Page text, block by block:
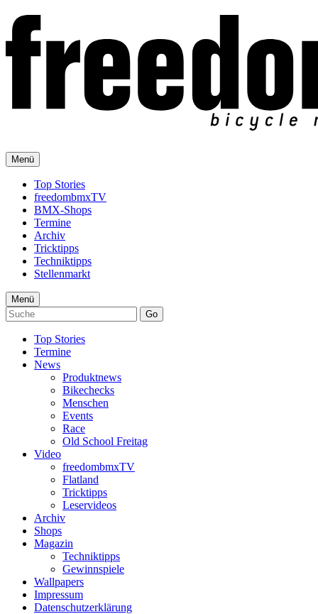
Menü
Top Stories
freedombmxTV
BMX-Shops
Termine
Archiv
Tricktipps
Techniktipps
Stellenmarkt
Menü
Go
Top Stories
Termine
News
Produktnews
Bikechecks
Menschen
Events
Race
Old School Freitag
Video
freedombmxTV
Flatland
Tricktipps
Leservideos
Archiv
Shops
Magazin
Techniktipps
Gewinnspiele
Wallpapers
Impressum
Datenschutzerklärung